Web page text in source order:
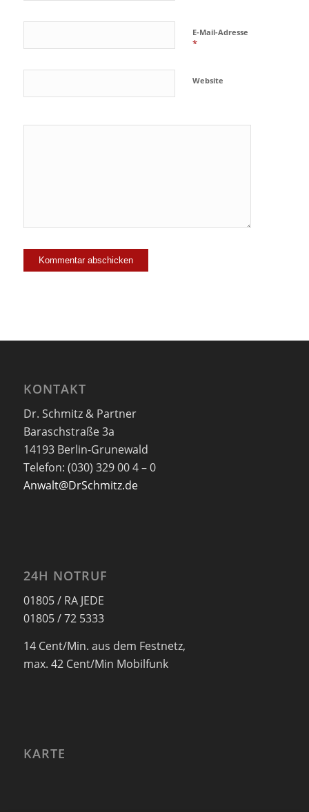
E-Mail-Adresse
*
Website
KONTAKT
Dr. Schmitz & Partner
Baraschstraße 3a
14193 Berlin-Grunewald
Telefon: (030) 329 00 4 – 0
Anwalt@DrSchmitz.de
24H NOTRUF
01805 / RA JEDE
01805 / 72 5333
14 Cent/Min. aus dem Festnetz,
max. 42 Cent/Min Mobilfunk
KARTE